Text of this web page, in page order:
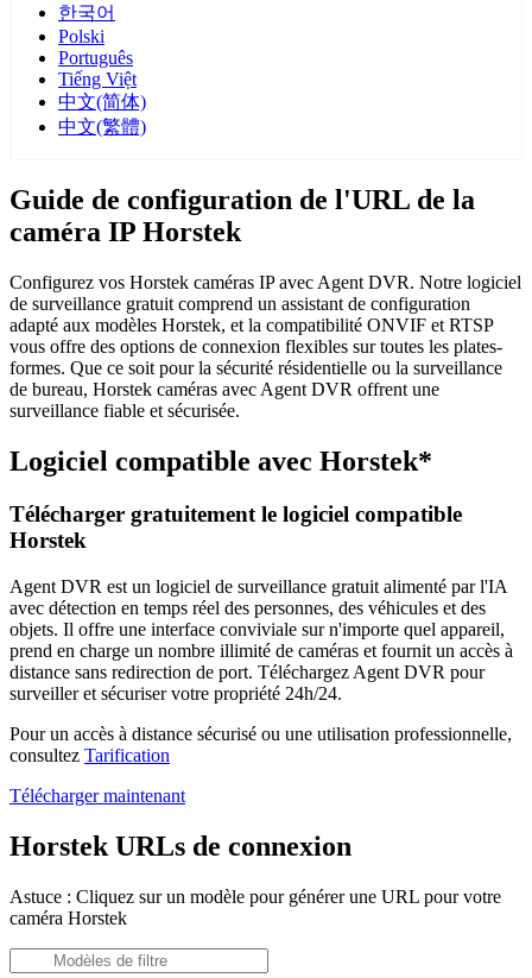
한국어
Polski
Português
Tiếng Việt
中文(简体)
中文(繁體)
Guide de configuration de l'URL de la
caméra IP Horstek
Configurez vos Horstek caméras IP avec Agent DVR. Notre logiciel
de surveillance gratuit comprend un assistant de configuration
adapté aux modèles Horstek, et la compatibilité ONVIF et RTSP
vous offre des options de connexion flexibles sur toutes les plates-
formes. Que ce soit pour la sécurité résidentielle ou la surveillance
de bureau, Horstek caméras avec Agent DVR offrent une
surveillance fiable et sécurisée.
Logiciel compatible avec Horstek*
Télécharger gratuitement le logiciel compatible
Horstek
Agent DVR est un logiciel de surveillance gratuit alimenté par l'IA
avec détection en temps réel des personnes, des véhicules et des
objets. Il offre une interface conviviale sur n'importe quel appareil,
prend en charge un nombre illimité de caméras et fournit un accès à
distance sans redirection de port. Téléchargez Agent DVR pour
surveiller et sécuriser votre propriété 24h/24.
Pour un accès à distance sécurisé ou une utilisation professionnelle,
consultez Tarification
Télécharger maintenant
Horstek URLs de connexion
Astuce : Cliquez sur un modèle pour générer une URL pour votre
caméra Horstek